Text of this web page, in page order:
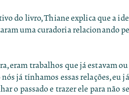
do livro, Thiane explica que a
uma curadoria relacionando
eram trabalhos que já estavam
já tínhamos essas relações, eu
o passado e trazer ele para não